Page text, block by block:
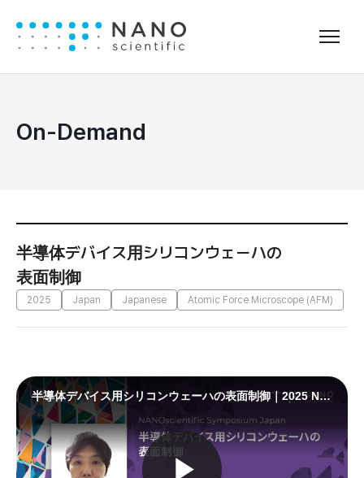
On-Demand
半導体デバイス用シリコンウェーハの
表面制御
2025 Japan Japanese Atomic Force Microscope (AFM)